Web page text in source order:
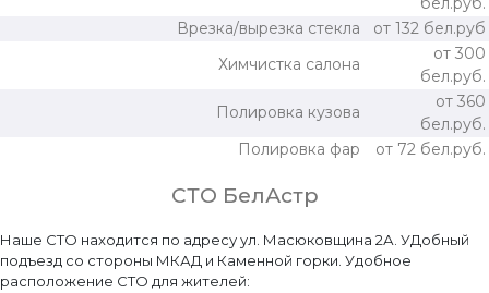
Врезка/вырезка стекла
от 132 бел.руб
Химчистка салона
от 300
бел.руб.
Полировка кузова
от 360
бел.руб.
Полировка фар
от 72 бел.руб.
СТО БелАстр
Наше СТО находится по адресу ул. Масюковщина 2А. УДобный
подъезд со стороны МКАД и Каменной горки. Удобное
расположение СТО для жителей: